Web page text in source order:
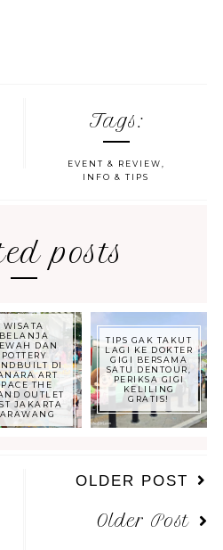
Tags:
EVENT & REVIEW
INFO & TIPS
posts
WISATA
BELANJA
DAN
POTTERY
DI
ART
THE
OUTLET
JAKARTA
TIPS GAK TAKUT
LAGI KE DOKTER
GIGI BERSAMA
SATU DENTOUR,
PERIKSA GIGI
KELILING
GRATIS!
OLDER POST
Older Post